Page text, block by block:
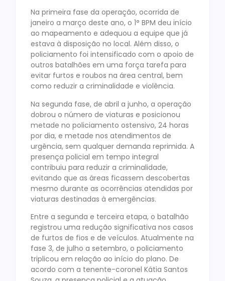
Na primeira fase da operação, ocorrida de
janeiro a março deste ano, o 1° BPM deu início
ao mapeamento e adequou a equipe que já
estava à disposição no local. Além disso, o
policiamento foi intensificado com o apoio de
outros batalhões em uma força tarefa para
evitar furtos e roubos na área central, bem
como reduzir a criminalidade e violência.
Na segunda fase, de abril a junho, a operação
dobrou o número de viaturas e posicionou
metade no policiamento ostensivo, 24 horas
por dia, e metade nos atendimentos de
urgência, sem qualquer demanda reprimida. A
presença policial em tempo integral
contribuiu para reduzir a criminalidade,
evitando que as áreas ficassem descobertas
mesmo durante as ocorrências atendidas por
viaturas destinadas à emergências.
Entre a segunda e terceira etapa, o batalhão
registrou uma redução significativa nos casos
de furtos de fios e de veículos. Atualmente na
fase 3, de julho a setembro, o policiamento
triplicou em relação ao início do plano. De
acordo com a tenente-coronel Kátia Santos